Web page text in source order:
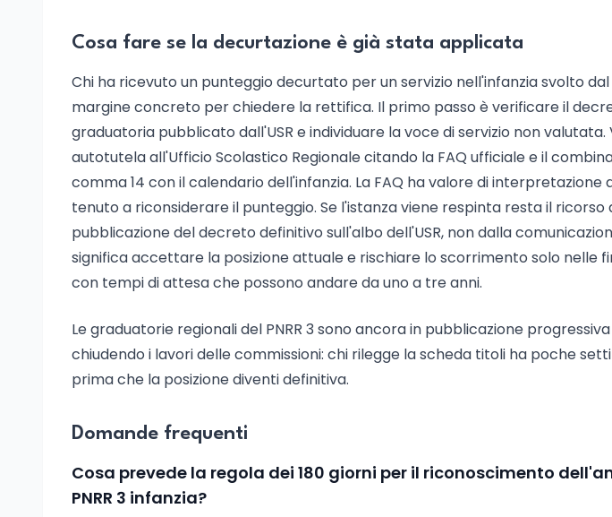
Cosa fare se la decurtazione è già stata applicata
Chi ha ricevuto un punteggio decurtato per un servizio nell'infanzia svolto dal
margine concreto per chiedere la rettifica. Il primo passo è verificare il
graduatoria pubblicato dall'USR e individuare la voce di servizio non
autotutela all'Ufficio Scolastico Regionale citando la FAQ ufficiale e il
comma 14 con il calendario dell'infanzia. La FAQ ha valore di interpretazione
tenuto a riconsiderare il punteggio. Se l'istanza viene respinta resta il ricorso
pubblicazione del decreto definitivo sull'albo dell'USR, non dalla
significa accettare la posizione attuale e rischiare lo scorrimento solo nelle
con tempi di attesa che possono andare da uno a tre anni.
Le graduatorie regionali del PNRR 3 sono ancora in pubblicazione
chiudendo i lavori delle commissioni: chi rilegge la scheda titoli ha poche
prima che la posizione diventi definitiva.
Domande frequenti
Cosa prevede la regola dei 180 giorni per il riconoscimento
PNRR 3 infanzia?